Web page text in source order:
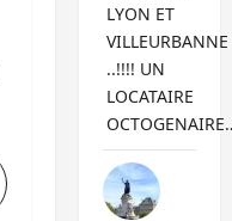
LYON ET
VILLEURBANNE
..!!!! UN
LOCATAIRE